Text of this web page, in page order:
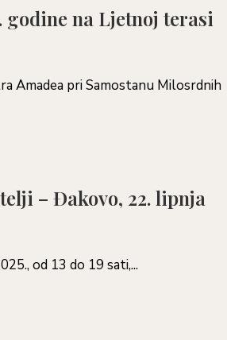
godine na Ljetnoj terasi
Amadea pri Samostanu Milosrdnih
– Đakovo, 22. lipnja
od 13 do 19 sati,...